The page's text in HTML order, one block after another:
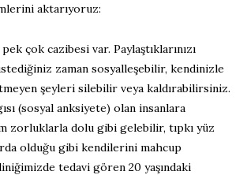
aktarıyoruz:
çok cazibesi var. Paylaştıklarınızı
zaman sosyalleşebilir, kendinizle
şeyleri silebilir veya kaldırabilirsiniz.
(sosyal anksiyete) olan insanlara
zorluklarla dolu gibi gelebilir, tıpkı yüz
olduğu gibi kendilerini mahcup
tedavi gören 20 yaşındaki